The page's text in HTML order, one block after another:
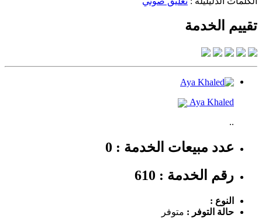
تقييم الخدمة
Aya Khaled
..
عدد مبيعات الخدمة : 0
رقم الخدمة : 610
النوع :
حالة التوفر : متوفر